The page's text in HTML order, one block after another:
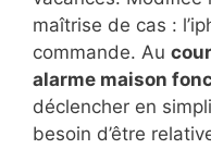
maîtrise de cas :
commande. Au
alarme maison
déclencher en
besoin d’être